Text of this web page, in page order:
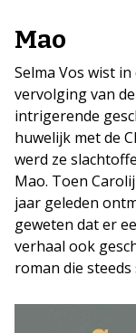
Mao
Selma Vos wist
vervolging van
intrigerende
huwelijk met de
werd ze
Mao. Toen
jaar geleden
geweten dat er
verhaal ook
roman die